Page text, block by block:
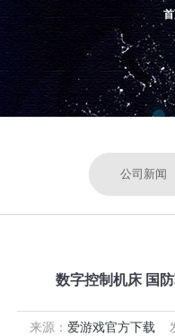
公司新闻
数字控制机床 国
来源： 爱游戏官方下载